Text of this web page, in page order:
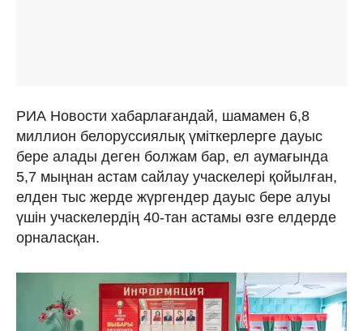
РИА Новости хабарлағандай, шамамен 6,8
миллион белоруссиялық үміткерлерге дауыс
бере алады деген болжам бар, ел аумағында
5,7 мыңнан астам сайлау учаскелері қойылған,
елден тыс жерде жүргендер дауыс бере алуы
үшін учаскелердің 40-тан астамы өзге елдерде
орналасқан.